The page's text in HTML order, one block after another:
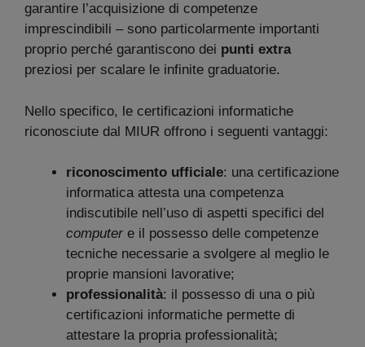
garantire l’acquisizione di competenze
imprescindibili – sono particolarmente importanti
proprio perché garantiscono dei punti extra
preziosi per scalare le infinite graduatorie.
Nello specifico, le certificazioni informatiche
riconosciute dal MIUR offrono i seguenti vantaggi:
riconoscimento ufficiale: una certificazione
informatica attesta una competenza
indiscutibile nell’uso di aspetti specifici del
computer e il possesso delle competenze
tecniche necessarie a svolgere al meglio le
proprie mansioni lavorative;
professionalità: il possesso di una o più
certificazioni informatiche permette di
attestare la propria professionalità;